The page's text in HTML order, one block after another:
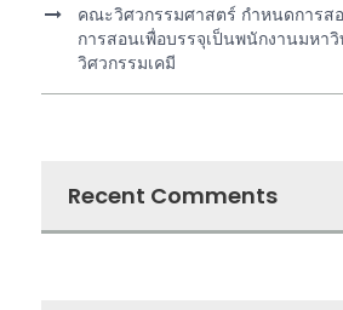
คณะวิศวกรรมศาสตร์ กำหนดการส
การสอนเพื่อบรรจุเป็นพนักงานมหา
วิศวกรรมเคมี
Recent Comments